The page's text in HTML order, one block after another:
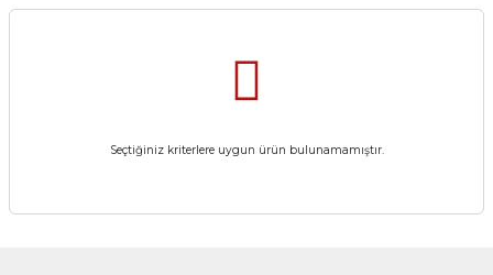
Seçtiğiniz kriterlere uygun ürün bulunamamıştır.